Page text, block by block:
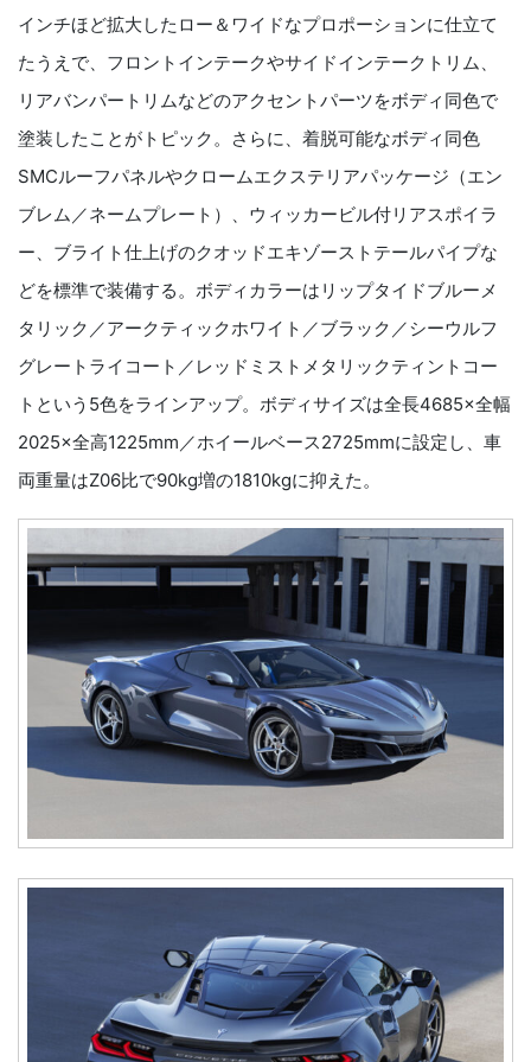
インチほど拡大したロー＆ワイドなプロポーションに仕立て
たうえで、フロントインテークやサイドインテークトリム、
リアバンパートリムなどのアクセントパーツをボディ同色で
塗装したことがトピック。さらに、着脱可能なボディ同色
SMCルーフパネルやクロームエクステリアパッケージ（エン
ブレム／ネームプレート）、ウィッカービル付リアスポイラ
ー、ブライト仕上げのクオッドエキゾーストテールパイプな
どを標準で装備する。ボディカラーはリップタイドブルーメ
タリック／アークティックホワイト／ブラック／シーウルフ
グレートライコート／レッドミストメタリックティントコー
トという5色をラインアップ。ボディサイズは全長4685×全幅
2025×全高1225mm／ホイールベース2725mmに設定し、車
両重量はZ06比で90kg増の1810kgに抑えた。